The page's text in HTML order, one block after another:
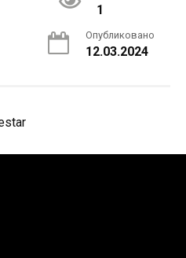
1
Опубликовано
12.03.2024